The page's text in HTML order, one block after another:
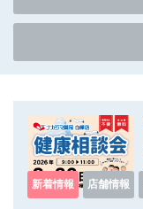
新着情報
店舗情報